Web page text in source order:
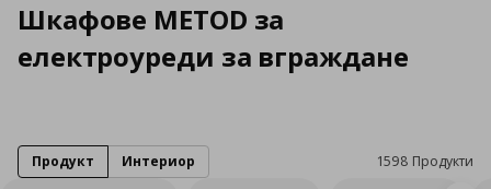
Шкафове METOD за
електроуреди за вграждане
1598 Продукти
Продукт Интериор